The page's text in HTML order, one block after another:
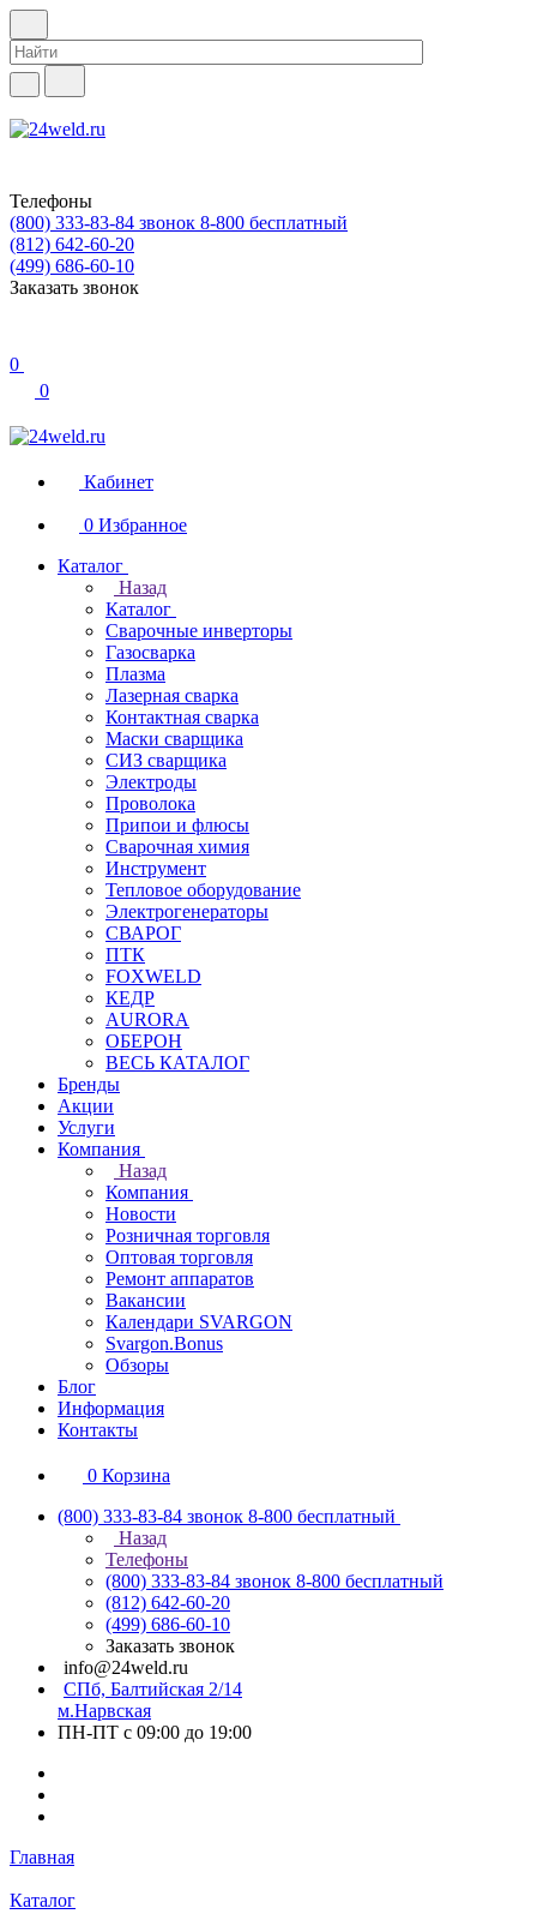
Телефоны
(800) 333-83-84 звонок 8-800 бесплатный
(812) 642-60-20
(499) 686-60-10
Заказать звонок
0
0
Кабинет
0 Избранное
Каталог
Назад
Каталог
Сварочные инверторы
Газосварка
Плазма
Лазерная сварка
Контактная сварка
Маски сварщика
СИЗ сварщика
Электроды
Проволока
Припои и флюсы
Сварочная химия
Инструмент
Тепловое оборудование
Электрогенераторы
СВАРОГ
ПТК
FOXWELD
КЕДР
AURORA
ОБЕРОН
ВЕСЬ КАТАЛОГ
Бренды
Акции
Услуги
Компания
Назад
Компания
Новости
Розничная торговля
Оптовая торговля
Ремонт аппаратов
Вакансии
Календари SVARGON
Svargon.Bonus
Обзоры
Блог
Информация
Контакты
0 Корзина
(800) 333-83-84 звонок 8-800 бесплатный
Назад
Телефоны
(800) 333-83-84 звонок 8-800 бесплатный
(812) 642-60-20
(499) 686-60-10
Заказать звонок
info@24weld.ru
СПб, Балтийская 2/14
м.Нарвская
ПН-ПТ с 09:00 до 19:00
Главная
Каталог